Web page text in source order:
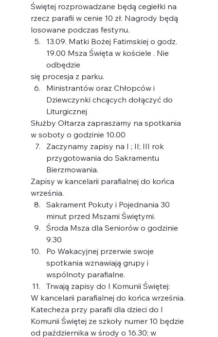
Świętej rozprowadzane będą cegiełki na
rzecz parafii w cenie 10 zł. Nagrody będą
losowane podczas festynu.
13.09. Matki Bożej Fatimskiej o godz.
19.00 Msza Święta w kościele . Nie
odbędzie
się procesja z parku.
Ministrantów oraz Chłopców i
Dziewczynki chcących dołączyć do
Liturgicznej
Służby Ołtarza zapraszamy na spotkania
w soboty o godzinie 10.00
Zaczynamy zapisy na I ; II; III rok
przygotowania do Sakramentu
Bierzmowania.
Zapisy w kancelarii parafialnej do końca
września.
Sakrament Pokuty i Pojednania 30
minut przed Mszami Świętymi.
Środa Msza dla Seniorów o godzinie
9.30
Po Wakacyjnej przerwie swoje
spotkania wznawiają grupy i
wspólnoty parafialne.
Trwają zapisy do I Komunii Świętej:
W kancelarii parafialnej do końca września.
Katecheza przy parafii dla dzieci do I
Komunii Świętej ze szkoły numer 10 będzie
od października w środy o 16.30; w